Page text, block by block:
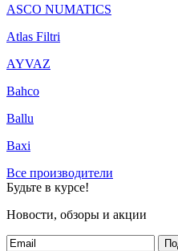
ASCO NUMATICS
Atlas Filtri
AYVAZ
Bahco
Ballu
Baxi
Все производители
Будьте в курсе!
Новости, обзоры и акции